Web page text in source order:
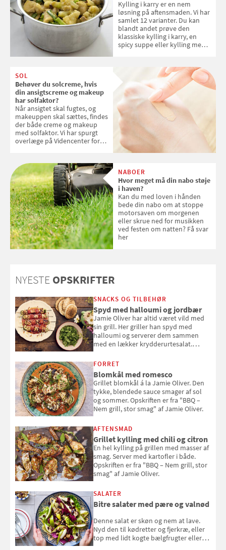
Kylling i karry er en nem
løsning på aftensmaden. Vi har
samlet 12 varianter. Du kan
blandt andet prøve den
klassiske kylling i karry, en
spicy suppe eller kylling med
SOL
Behøver du solcreme, hvis
din ansigtscreme og makeup
har solfaktor?
Når ansigtet skal fugtes, og
makeuppen skal sættes, findes
der både creme og makeup
med solfaktor. Vi har spurgt
overlæge på Videncenter for
med SPF kan erstatte
solcreme, når man bevæger
sig ud i solen
NABOER
Hvor meget må din nabo støje
i haven?
Kan du med loven i hånden
bede din nabo om at stoppe
motorsaven om morgenen
eller skrue ned for musikken
ved festen om natten? Få svar
her
NYESTE OPSKRIFTER
SNACKS OG TILBEHØR
Spyd med halloumi og jordbær
Jamie Oliver har altid været vild med
sin grill. Her griller han spyd med
halloumi og serverer dem sammen
med en lækker krydderurtesalat.
smag" af Jamie Oliver.
FORRET
Blomkål med romesco
Grillet blomkål á la Jamie Oliver. Den
tykke, blendede sauce smager af sol
og sommer. Opskriften er fra "BBQ –
Nem grill, stor smag" af Jamie Oliver.
AFTENSMAD
Grillet kylling med chili og citron
En hel kylling på grillen med masser af
smag. Server med kartofler i både.
Opskriften er fra "BBQ – Nem grill, stor
smag" af Jamie Oliver.
SALATER
Bitre salater med pære og valnød
Denne salat er skøn og nem at lave.
Nyd den til kødretter og fjerkræ, eller
top med lidt kogte bælgfrugter eller